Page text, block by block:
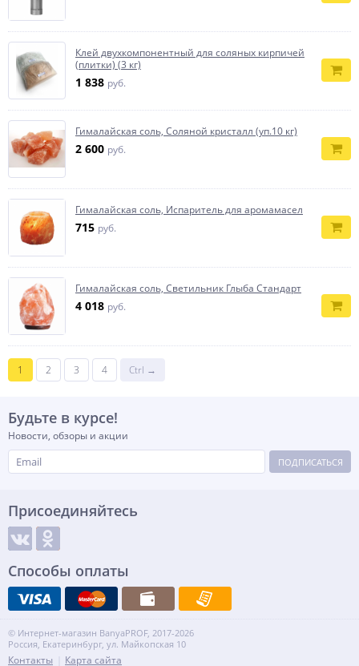
Клей двухкомпонентный для соляных кирпичей
(плитки) (3 кг)
1 838 руб.
Гималайская соль, Соляной кристалл (уп.10 кг)
2 600 руб.
Гималайская соль, Испаритель для аромамасел
715 руб.
Гималайская соль, Светильник Глыба Стандарт
4 018 руб.
1 2 3 4 Ctrl →
Будьте в курсе!
Новости, обзоры и акции
ПОДПИСАТЬСЯ
Присоединяйтесь
Способы оплаты
© Интернет-магазин BanyaPROF, 2017-2026
Россия, Екатеринбург, ул. Майкопская 10
Контакты Карта сайта